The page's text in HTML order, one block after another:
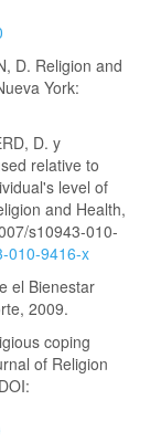
D. Religion and
York:
D. y
relative to
level of
and Health,
s10943-010-
010-9416-x
el Bienestar
2009.
coping
of Religion